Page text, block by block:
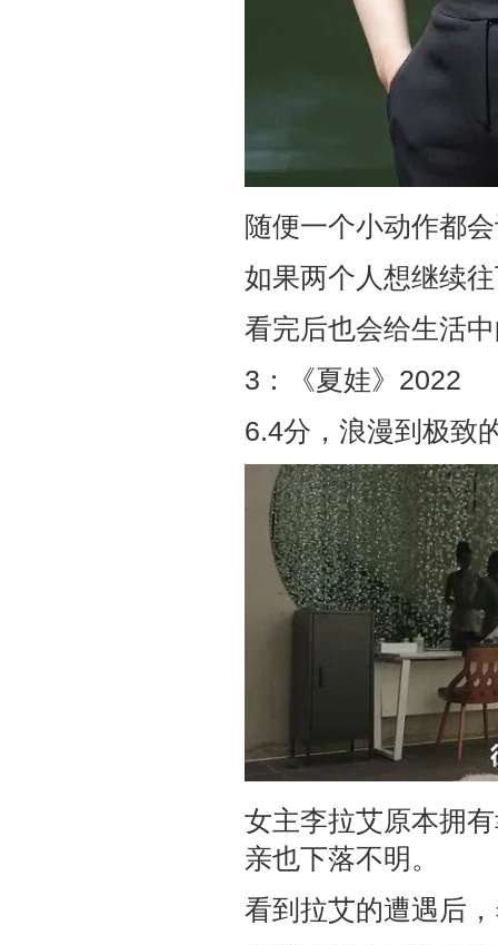
随便一个小动作都
如果两个人想继续
看完后也会给生活
3：《夏娃》2022
6.4分，浪漫到极致
女主李拉艾原本拥
亲也下落不明。
看到拉艾的遭遇后